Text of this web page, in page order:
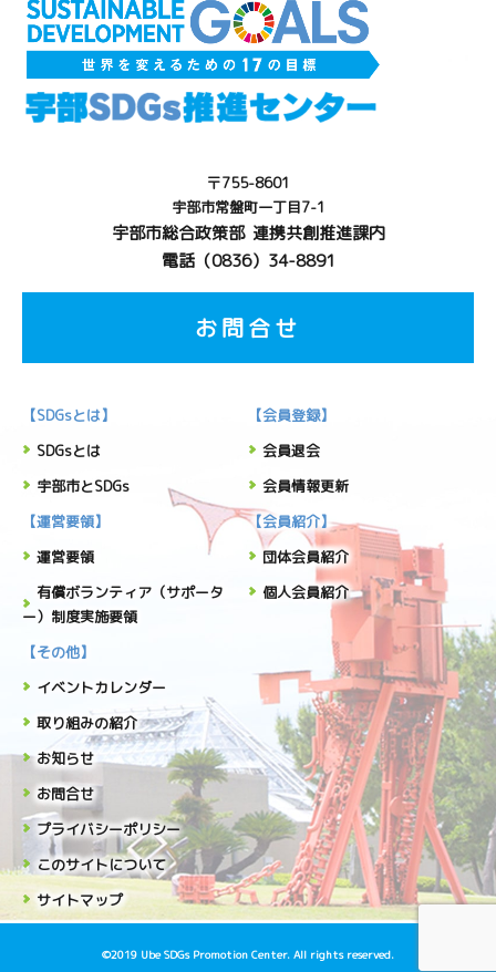
〒755-8601
宇部市常盤町一丁目7-1
宇部市総合政策部 連携共創推進課内
電話（0836）34-8891
お問合せ
【SDGsとは】
SDGsとは
宇部市とSDGs
【運営要領】
運営要領
有償ボランティア（サポータ
ー）制度実施要領
【会員登録】
会員退会
会員情報更新
【会員紹介】
団体会員紹介
個人会員紹介
【その他】
イベントカレンダー
取り組みの紹介
お知らせ
お問合せ
プライバシーポリシー
このサイトについて
サイトマップ
©2019 Ube SDGs Promotion Center. All rights reserved.